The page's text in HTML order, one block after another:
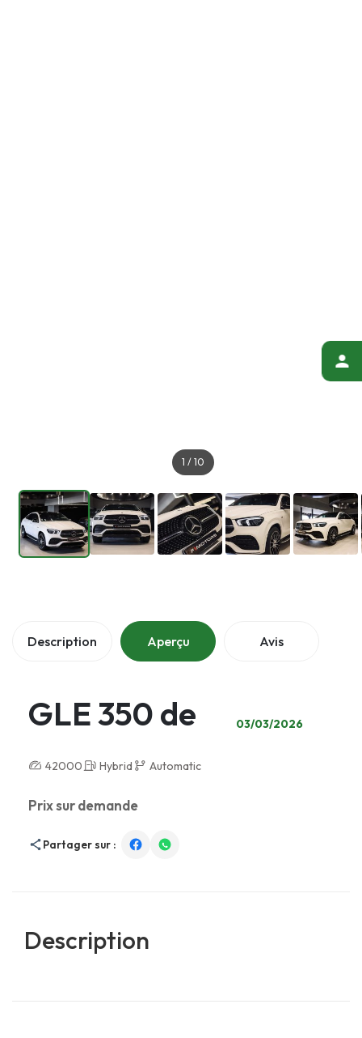
1 / 10
Description Aperçu Avis
GLE 350 de 03/03/2026
42000 Hybrid Automatic
Prix sur demande
Partager sur :
Description